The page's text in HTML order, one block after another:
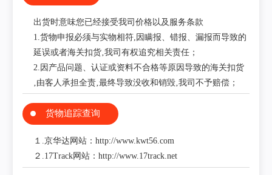
出货时意味您已经接受我司价格以及服务条款
1.货物申报必须与实物相符,因瞒报、错报、漏报而导致的
延误或者海关扣货‚我司有权追究相关责任；
2.因产品问题、认证或资料不合格等原因导致的海关扣货
‚由客人承担全责‚最终导致没收和销毁‚我司不予赔偿；
货物追踪查询
１.京华达网站：http://www.kwt56.com
２.17Track网站：http://www.17track.net